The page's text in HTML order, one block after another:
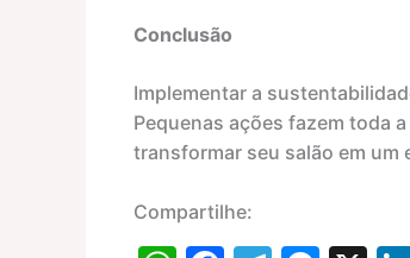
Conclusão
Implementar a
Pequenas ações fazem toda
transformar seu salão em um
Compartilhe: